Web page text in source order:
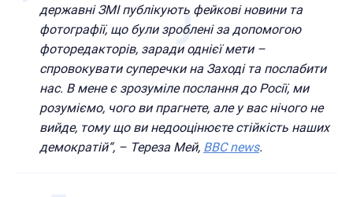
державні ЗМІ публікують фейкові новини та
фотографії, що були зроблені за допомогою
фоторедакторів, заради однієї мети –
спровокувати суперечки на Заході та послабити
нас. В мене є зрозуміле послання до Росії, ми
розуміємо, чого ви прагнете, але у вас нічого не
вийде, тому що ви недооцінюєте стійкість наших
демократій“, – Тереза Мей, BBC news.